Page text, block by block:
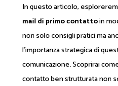
In questo articolo,
mail di primo contattoin
non solo consigli pratici ma
l'importanza strategica di
comunicazione. Scoprirai
contatto ben strutturata non